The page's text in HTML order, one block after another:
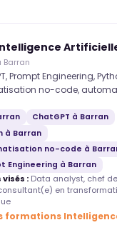
Barran
Prompt Engineering,
no-code,
ChatGPT à Barran
à Barran
no-code à
Engineering à Barran
: Data analyst, chef
en
formations